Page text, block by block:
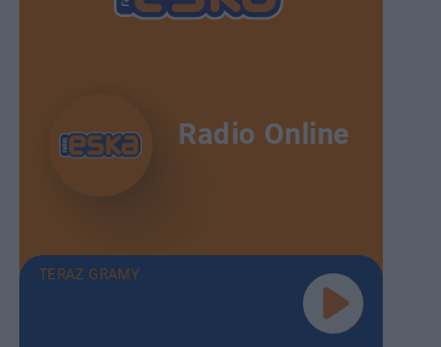
Radio Online
TERAZ GRAMY